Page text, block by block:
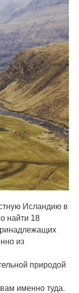
Исландию в
найти 18
из
природой
именно туда.